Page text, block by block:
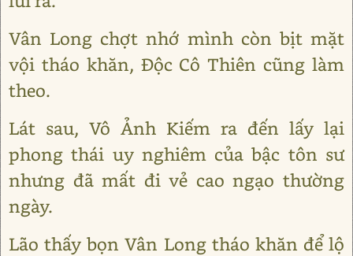
Vân Long chợt nhớ mình còn bịt mặt
vội tháo khăn, Độc Cô Thiên cũng làm
theo.
Lát sau, Vô Ảnh Kiếm ra đến lấy lại
phong thái uy nghiêm của bậc tôn sư
nhưng đã mất đi vẻ cao ngạo thường
ngày.
Lão thấy bọn Vân Long tháo khăn để lộ